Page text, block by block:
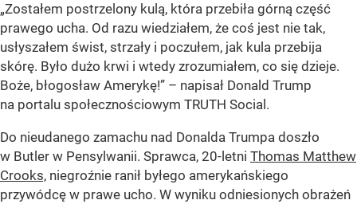
„Zostałem postrzelony kulą, która przebiła górną część
prawego ucha. Od razu wiedziałem, że coś jest nie tak,
usłyszałem świst, strzały i poczułem, jak kula przebija
skórę. Było dużo krwi i wtedy zrozumiałem, co się dzieje.
Boże, błogosław Amerykę!” – napisał Donald Trump
na portalu społecznościowym TRUTH Social.
Do nieudanego zamachu nad Donalda Trumpa doszło
w Butler w Pensylwanii. Sprawca, 20-letni Thomas Matthew
Crooks, niegroźnie ranił byłego amerykańskiego
przywódcę w prawe ucho. W wyniku odniesionych obrażeń